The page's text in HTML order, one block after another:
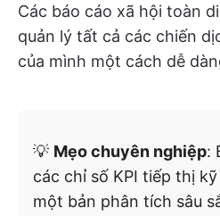
Các báo cáo xã hội toàn
quản lý tất cả các chiến
của mình một cách dễ
💡 Mẹo chuyên nghiệp:
các chỉ số KPI tiếp thị
một bản phân tích sâu